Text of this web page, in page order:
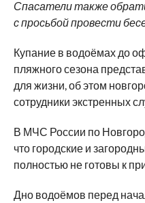
Спасатели также
с просьбой провести
Купание в водоёмах до
пляжного сезона
для жизни, об этом
сотрудники экстренных
В МЧС России по
что городские и
полностью не готовы к
Дно водоёмов перед